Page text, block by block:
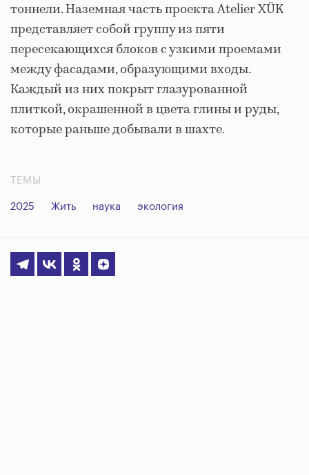
тоннели. Наземная часть проекта Atelier XÜK
представляет собой группу из пяти
пересекающихся блоков с узкими проемами
между фасадами, образующими входы.
Каждый из них покрыт глазурованной
плиткой, окрашенной в цвета глины и руды,
которые раньше добывали в шахте.
ТЕМЫ
2025 Жить наука экология